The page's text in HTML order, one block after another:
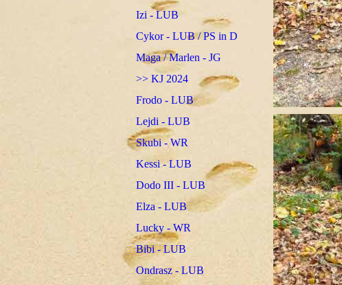
Izi - LUB
Cykor - LUB / PS in D
Maga / Marlen - JG
>> KJ 2024
Frodo - LUB
Lejdi - LUB
Skubi - WR
Kessi - LUB
Dodo III - LUB
Elza - LUB
Lucky - WR
Bibi - LUB
Ondrasz - LUB